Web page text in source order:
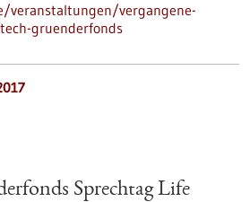
veranstaltungen/vergangene-
gruenderfonds
Sprechtag Life